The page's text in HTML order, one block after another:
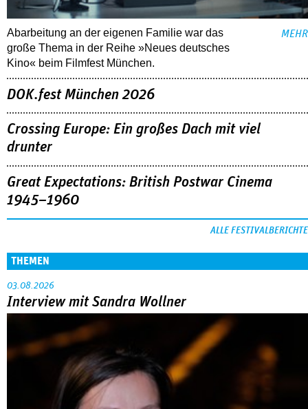
Abarbeitung an der eigenen Familie war das
große Thema in der Reihe »Neues deutsches
Kino« beim Filmfest München.
MEHR
DOK.fest München 2026
Crossing Europe: Ein großes Dach mit viel
drunter
Great Expectations: British Postwar Cinema
1945–1960
ALLE FESTIVALBERICHTE
THEMEN
03.08.2026
Interview mit Sandra Wollner